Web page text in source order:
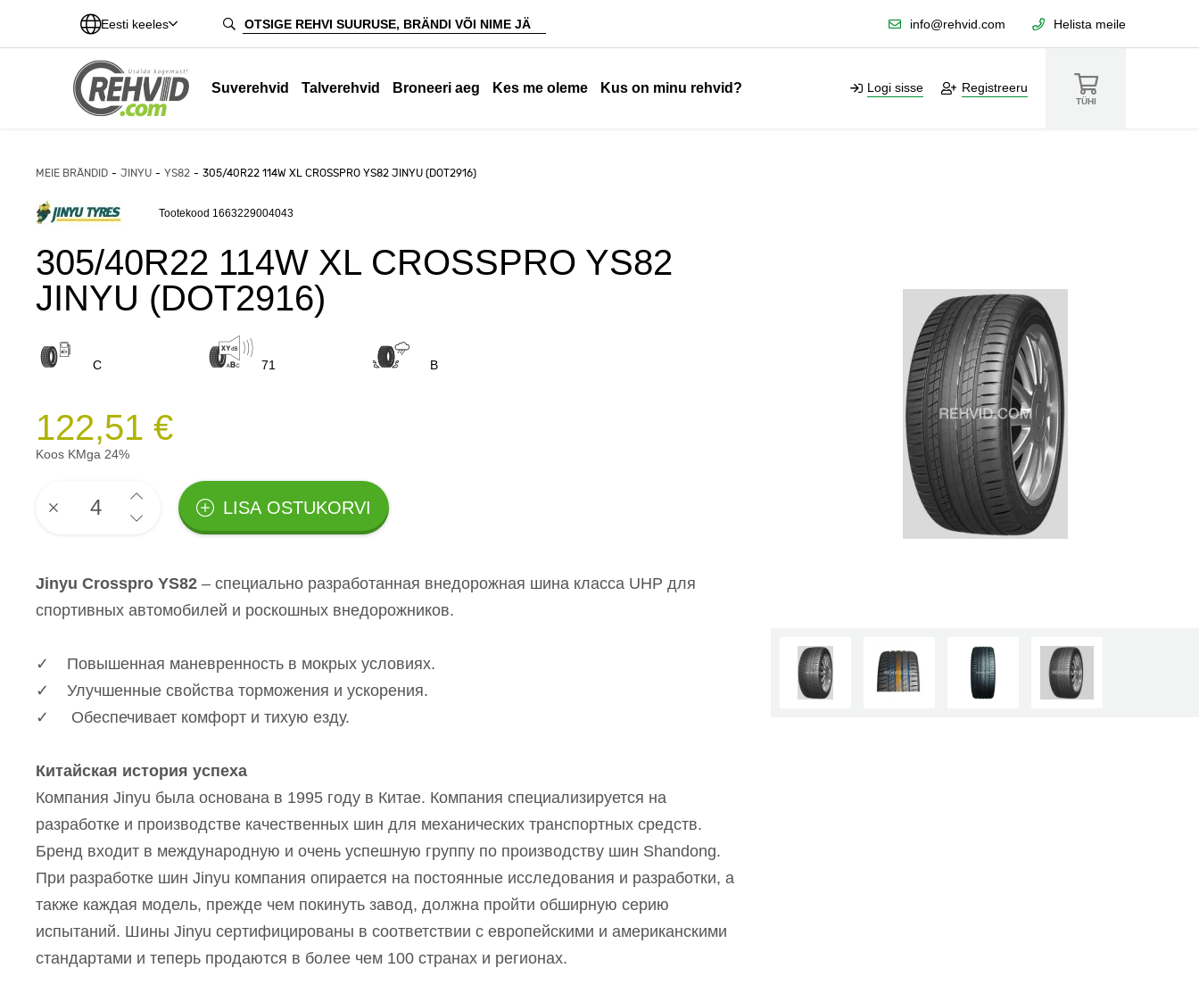
Eesti keeles info@rehvid.com Helista meile
Suverehvid Talverehvid Broneeri aeg Kes me oleme Kus on minu rehvid? Logi sisse Registreeru
TÜHI
MEIE BRÄNDID JINYU YS82 305/40R22 114W XL CROSSPRO YS82 JINYU (DOT2916)
Tootekood 1663229004043
305/40R22 114W XL CROSSPRO YS82
JINYU (DOT2916)
C 71 B
122,51 €
Koos KMga 24%
LISA OSTUKORVI
Jinyu Crosspro YS82 – специально разработанная внедорожная шина класса UHP для
спортивных автомобилей и роскошных внедорожников.
✓ Повышенная маневренность в мокрых условиях.
✓ Улучшенные свойства торможения и ускорения.
✓ Обеспечивает комфорт и тихую езду.
Китайская история успеха
Компания Jinyu была основана в 1995 году в Китае. Компания специализируется на
разработке и производстве качественных шин для механических транспортных средств.
Бренд входит в международную и очень успешную группу по производству шин Shandong.
При разработке шин Jinyu компания опирается на постоянные исследования и разработки, а
также каждая модель, прежде чем покинуть завод, должна пройти обширную серию
испытаний. Шины Jinyu сертифицированы в соответствии с европейскими и американскими
стандартами и теперь продаются в более чем 100 странах и регионах.